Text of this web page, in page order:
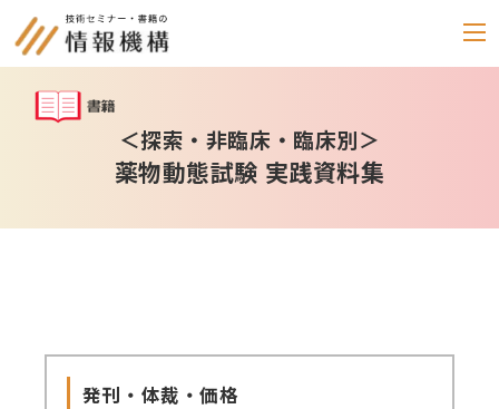
通信教育
雑誌
「化学物質管理」
＜探索・非臨床・臨床別＞
薬物動態試験 実践資料集
発刊・体裁・価格